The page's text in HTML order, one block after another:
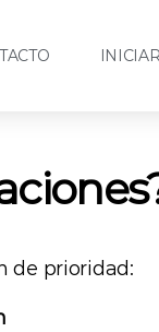
de prioridad: